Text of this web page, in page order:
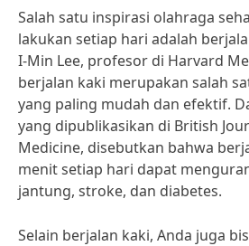
Salah satu inspirasi olahraga
lakukan setiap hari adalah
I-Min Lee, profesor di Harvard
berjalan kaki merupakan salah
yang paling mudah dan efektif.
yang dipublikasikan di British
Medicine, disebutkan bahwa
menit setiap hari dapat
jantung, stroke, dan diabetes.
Selain berjalan kaki, Anda juga